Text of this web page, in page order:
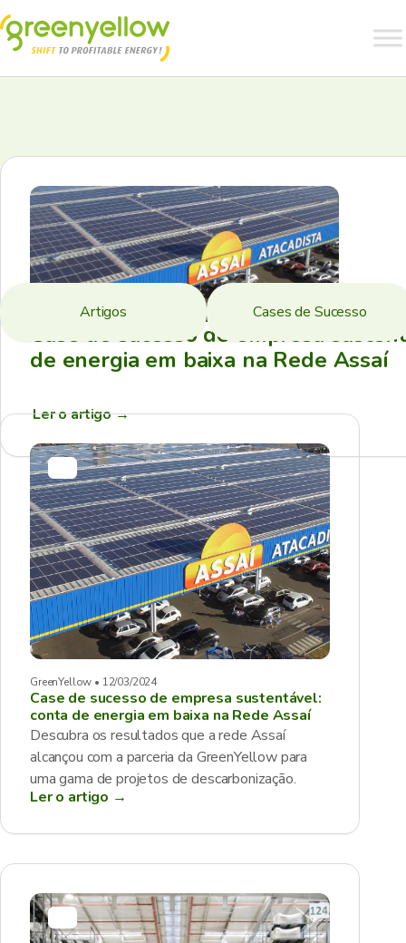
Case de sucesso de empresa
de energia em baixa na Rede Assaí
Ler o artigo→
Artigos Cases de Sucesso
GreenYellow • 12/03/2024
Case de sucesso de empresa sustentável:
conta de energia em baixa na Rede Assaí
Descubra os resultados que a rede Assaí
alcançou com a parceria da GreenYellow para
uma gama de projetos de descarbonização.
Ler o artigo →